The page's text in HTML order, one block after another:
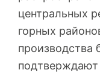
центральных
горных
производства
подтверждают